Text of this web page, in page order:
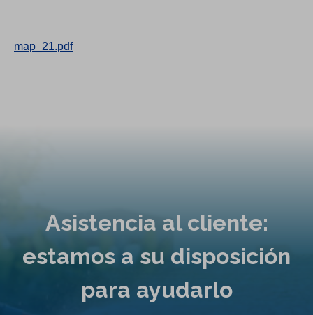
map_21.pdf
Asistencia al cliente:
estamos a su disposición
para ayudarlo